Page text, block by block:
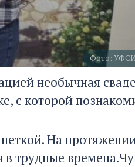
Фото:
необычная
с которой
На
трудные